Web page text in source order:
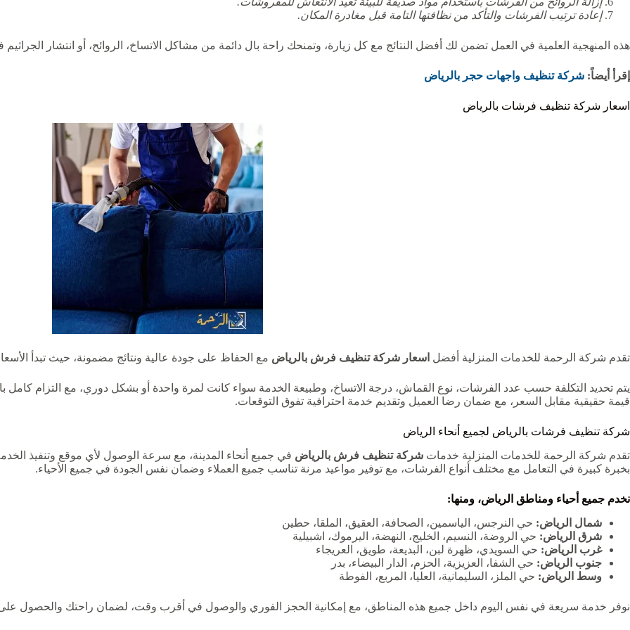
إعادة ترتيب الفرشات والتأكد من نظافتها التامة قبل مغادرة المكان.
هذه المنهجية العلمية في العمل تضمن لك أفضل النتائج مع كل زيارة، وتمنحك راحة بال دائمة من مشاكل الاتساخ، الروائح، أو انتشار
إقرأ أيضاً: شركة تنظيف واجهات حجر بالرياض
اسعار شركة تنظيف فرشات بالرياض
تقدم شركة الرحمة للخدمات المنزلية أفضل اسعار شركة تنظيف فرش بالرياض مع الحفاظ على جودة عالية ونتائج مضمونة، حيث تبدأ الأسعار من 150 ريال فقط بعد خصم يصل
يتم تحديد التكلفة حسب عدد الفرشات، نوع القماش، درجة الاتساخ، وطبيعة الخدمة سواء كانت لمرة واحدة أو بشكل دوري، مع التزام
قيمة حقيقية مقابل السعر، مع ضمان رضا العميل وتقديم خدمة احترافية تفوق التوقعات.
شركة تنظيف فرشات بالرياض لجميع أنحاء الرياض
تقدم شركة الرحمة للخدمات المنزلية خدمات شركة تنظيف فرش بالرياض في جميع أنحاء المدينة، مع سرعة الوصول لأي موقع وتنفيذ
بخبرة كبيرة في التعامل مع مختلف أنواع الفرشات، مع توفير مواعيد مرنة تناسب جميع العملاء وضمان نفس الجودة في جميع الأحياء.
نخدم جميع أحياء ومناطق الرياض، ومنها:
شمال الرياض: حي النرجس، الياسمين، الصحافة، العقيق، الملقا، حطين
شرق الرياض: حي الروضة، النسيم، الخليج، النهضة، اليرموك، اشبيلية
غرب الرياض: حي السويدي، ظهرة لبن، البديعة، طويق، العريجاء
جنوب الرياض: حي الشفا، العزيزية، الحزم، الدار البيضاء، بدر
وسط الرياض: حي الملز، السليمانية، العليا، المربع، الفوطة
نوفر خدمة سريعة في نفس اليوم داخل جميع هذه المناطق، مع إمكانية الحجز الفوري والوصول في أقرب وقت، لضمان راحتك والحصول